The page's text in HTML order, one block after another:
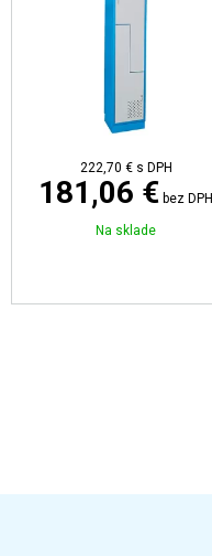
222,70 € s DPH
181,06 € bez DPH
Na sklade